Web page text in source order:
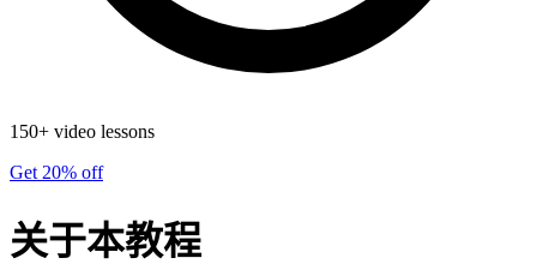
150+ video lessons
Get 20% off
关于本教程